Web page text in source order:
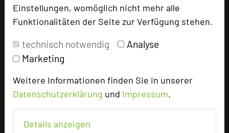
Einstellungen, womöglich nicht mehr alle
Funktionalitäten der Seite zur Verfügung stehen.
technisch notwendig
Analyse
Marketing
Weitere Informationen finden Sie in unserer
Datenschutzerklärung und Impressum.
Details anzeigen
Regionalität & Kreativität stärken
20.08.2024
Jahren in Braunschweig zu Hause und fühlen uns
sehr mit dieser Region verbunden. Daher ist es uns
ein großes Anliegen, die heimischen Lieferanten zu
unterstützen.